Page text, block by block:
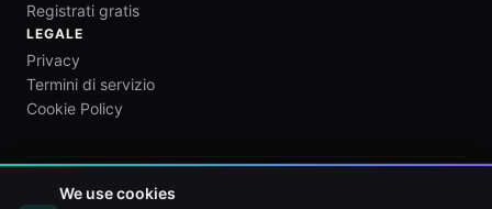
Registrati gratis
LEGALE
Privacy
Termini di servizio
Cookie Policy
M3U Maker è solo uno strumento di editing per playlist. Non
We use cookies